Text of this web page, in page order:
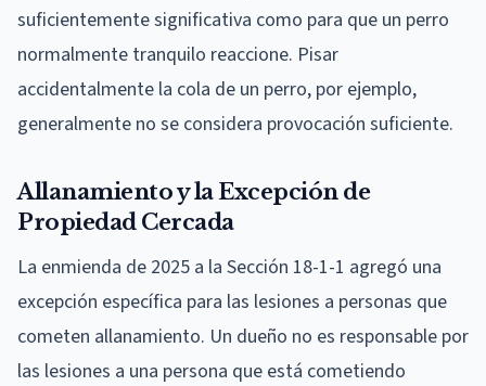
suficientemente significativa como para que un perro
normalmente tranquilo reaccione. Pisar
accidentalmente la cola de un perro, por ejemplo,
generalmente no se considera provocación suficiente.
Allanamiento y la Excepción de
Propiedad Cercada
La enmienda de 2025 a la Sección 18-1-1 agregó una
excepción específica para las lesiones a personas que
cometen allanamiento. Un dueño no es responsable por
las lesiones a una persona que está cometiendo